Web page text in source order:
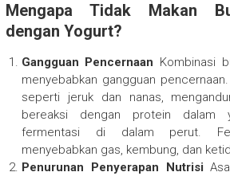
Mengapa Tidak Makan
dengan Yogurt?
Gangguan Pencernaan Kombinasi
menyebabkan gangguan
seperti jeruk dan nanas,
bereaksi dengan protein dalam
fermentasi di dalam perut.
menyebabkan gas, kembung, dan
Penurunan Penyerapan Nutrisi